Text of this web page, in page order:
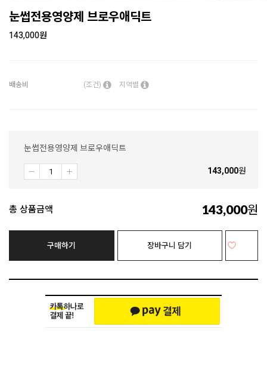
눈썹전용영양제 브로우애딕트
143,000원
배송비 (조건) 지역별
눈썹전용영양제 브로우애딕트
143,000원
총 상품금액 143,000원
구매하기 장바구니 담기